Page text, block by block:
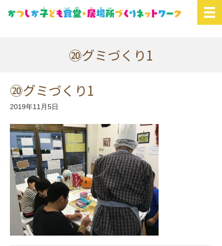
⑳グミづくり1
⑳グミづくり1
2019年11月5日